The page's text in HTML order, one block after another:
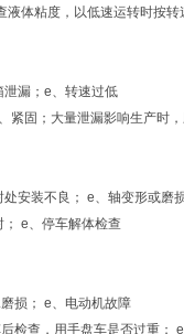
体粘度，以低速运转时按
漏；e、转速过低
固；大量泄漏影响生产时
安装不良； e、轴变形或磨
e、停车解体检查
损； e、电动机故障
检查，用手盘车是否过重；